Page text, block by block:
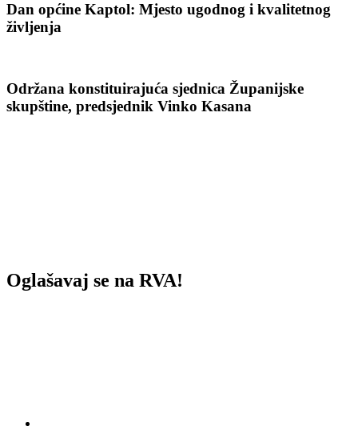
Dan općine Kaptol: Mjesto ugodnog i kvalitetnog
življenja
Održana konstituirajuća sjednica Županijske
skupštine, predsjednik Vinko Kasana
Oglašavaj se na RVA!